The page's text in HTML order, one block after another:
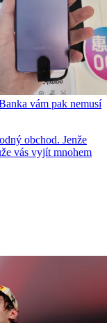
vám pak nemusí
obchod. Jenže
vás vyjít mnohem